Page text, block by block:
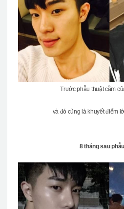
Trước phẫu thuật cằm
và đó cũng là khuyết điểm
8 tháng sau